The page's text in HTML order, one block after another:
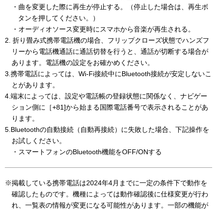
・曲を変更した際に再生が停止する。（停止した場合は、再生ボ
タンを押してください。）
・オーディオソース変更時にスマホから音楽が再生される。
2. 折り畳み式携帯電話機の場合、フリップクローズ状態でハンズフ
リーから電話機通話に通話切替を行うと、通話が切断する場合が
あります。電話機の設定をお確かめください。
3.携帯電話によっては、Wi-Fi接続中にBluetooth接続が安定しないこ
とがあります。
4.端末によっては、設定や電話帳の登録状態に関係なく、ナビゲー
ション側に［+81]から始まる国際電話番号で表示されることがあ
ります。
5.Bluetoothの自動接続（自動再接続）に失敗した場合、下記操作を
お試しください。
・スマートフォンのBluetooth機能をOFF/ONする
※掲載している携帯電話は2024年4月までに一定の条件下で動作を
確認したものです。機種によっては動作確認後に仕様変更が行わ
れ、一覧表の情報が変更になる可能性があります。一部の機能が